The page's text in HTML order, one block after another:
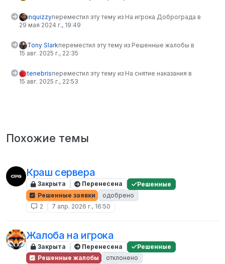
inquizzyпереместил эту тему из На игрока Доброграда в
29 мая 2024 г., 19:49
Tony Slarkпереместил эту тему из Решенные жалобы в
15 авг. 2025 г., 22:35
tenebrisпереместил эту тему из На снятие наказания в
15 авг. 2025 г., 22:53
Похожие темы
Краш сервера
Закрыта Перенесена
Решенные
Решенные заявки
одобрено
2
7 апр. 2026 г., 16:50
Жалоба на игрока
Закрыта Перенесена
Решенные
Решенные жалобы
отклонено